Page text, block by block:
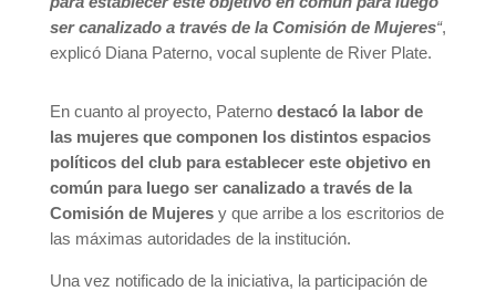
ser canalizado a través de la Comisión de Mujeres“,
explicó Diana Paterno, vocal suplente de River Plate.
En cuanto al proyecto, Paterno destacó la labor de
las mujeres que componen los distintos espacios
políticos del club para establecer este objetivo en
común para luego ser canalizado a través de la
Comisión de Mujeresy que arribe a los escritorios de
las máximas autoridades de la institución.
Una vez notificado de la iniciativa, la participación de